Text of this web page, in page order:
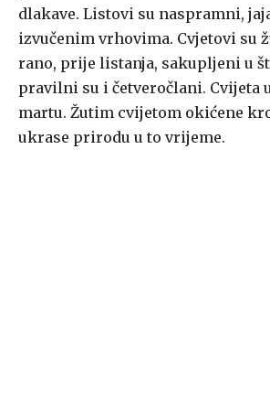
dlakave. Listovi su naspramni,
izvučenim vrhovima. Cvjetovi su
rano, prije listanja, sakupljeni u
pravilni su i četveročlani. Cvijeta
martu. Žutim cvijetom okićene
ukrase prirodu u to vrijeme.